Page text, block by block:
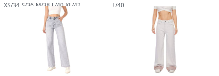
XS/34 S/36 M/38 L/40 XL/42 L/40